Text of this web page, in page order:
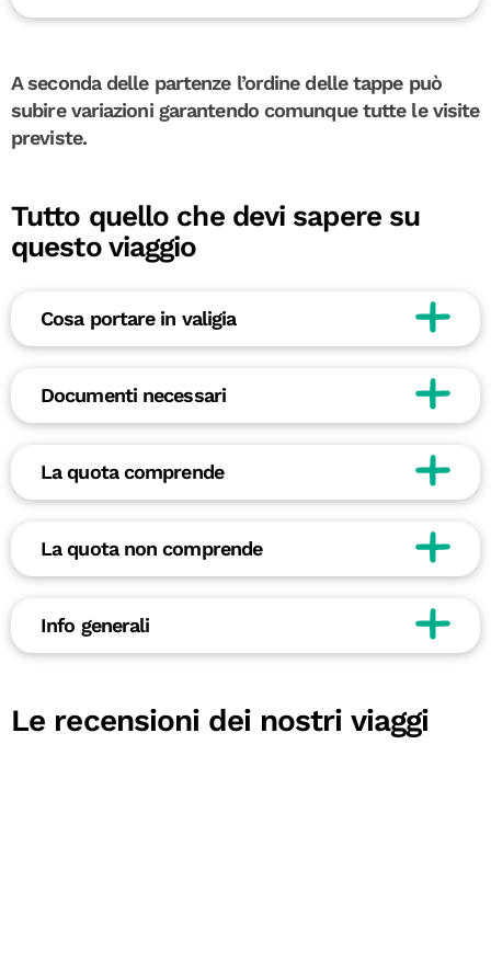
A seconda delle partenze l’ordine delle tappe può
subire variazioni garantendo comunque tutte le visite
previste.
Tutto quello che devi sapere su
questo viaggio
Cosa portare in valigia
Documenti necessari
La quota comprende
La quota non comprende
Info generali
Le recensioni dei nostri viaggi